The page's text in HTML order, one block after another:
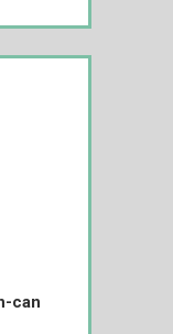
can